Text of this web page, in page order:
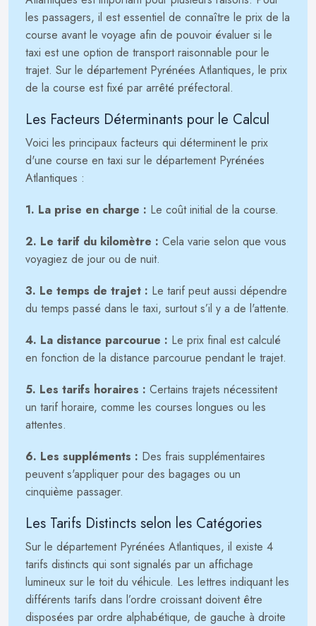
les passagers, il est essentiel de connaître le prix de la
course avant le voyage afin de pouvoir évaluer si le
taxi est une option de transport raisonnable pour le
trajet. Sur le département Pyrénées Atlantiques, le prix
de la course est fixé par arrêté préfectoral.
Les Facteurs Déterminants pour le Calcul
Voici les principaux facteurs qui déterminent le prix
d'une course en taxi sur le département Pyrénées
Atlantiques :
1. La prise en charge : Le coût initial de la course.
2. Le tarif du kilomètre : Cela varie selon que vous
voyagiez de jour ou de nuit.
3. Le temps de trajet : Le tarif peut aussi dépendre
du temps passé dans le taxi, surtout s’il y a de l'attente.
4. La distance parcourue : Le prix final est calculé
en fonction de la distance parcourue pendant le trajet.
5. Les tarifs horaires : Certains trajets nécessitent
un tarif horaire, comme les courses longues ou les
attentes.
6. Les suppléments : Des frais supplémentaires
peuvent s'appliquer pour des bagages ou un
cinquième passager.
Les Tarifs Distincts selon les Catégories
Sur le département Pyrénées Atlantiques, il existe 4
tarifs distincts qui sont signalés par un affichage
lumineux sur le toit du véhicule. Les lettres indiquant les
différents tarifs dans l’ordre croissant doivent être
disposées par ordre alphabétique, de gauche à droite